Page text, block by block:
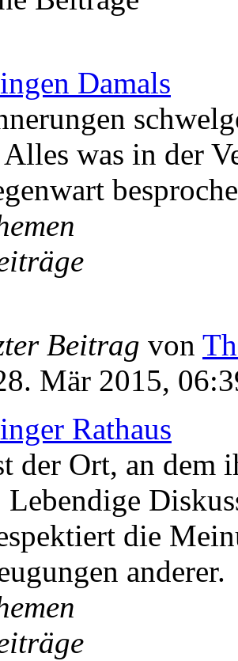
Damals
was in der
Beitrag von
Mär 2015,
Rathaus
der Ort, an dem
die
anderer.